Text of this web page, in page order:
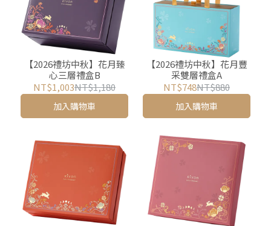
【2026禮坊中秋】花月臻
心三層禮盒B
NT$1,003NT$1,180
加入購物車
【2026禮坊中秋】花月豐
采雙層禮盒A
NT$748NT$880
加入購物車